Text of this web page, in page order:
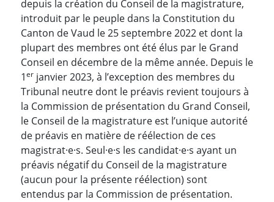
depuis la création du Conseil de la magistrature,
introduit par le peuple dans la Constitution du
Canton de Vaud le 25 septembre 2022 et dont la
plupart des membres ont été élus par le Grand
Conseil en décembre de la même année. Depuis le
1er janvier 2023, à l’exception des membres du
Tribunal neutre dont le préavis revient toujours à
la Commission de présentation du Grand Conseil,
le Conseil de la magistrature est l’unique autorité
de préavis en matière de réélection de ces
magistrat·e·s. Seul·e·s les candidat·e·s ayant un
préavis négatif du Conseil de la magistrature
(aucun pour la présente réélection) sont
entendus par la Commission de présentation.